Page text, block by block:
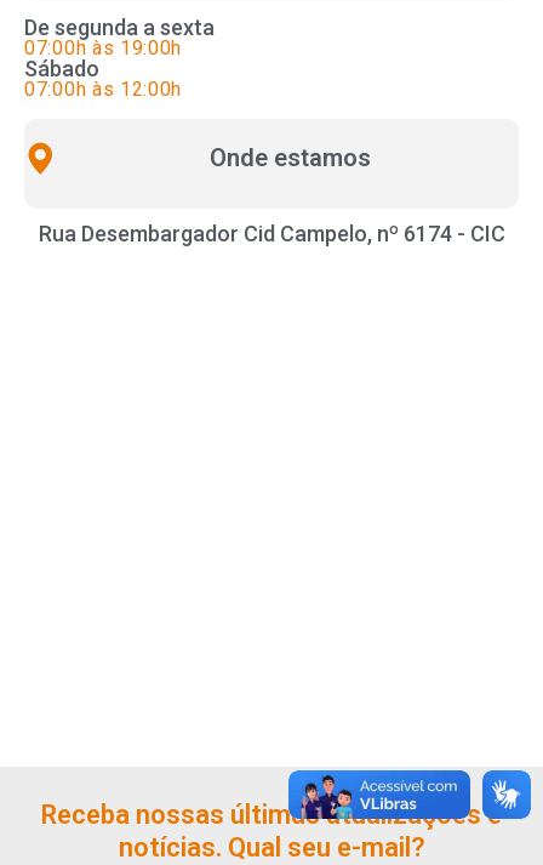
De segunda a sexta
07:00h às 19:00h
Sábado
07:00h às 12:00h
Onde estamos
Rua Desembargador Cid Campelo, nº 6174 - CIC
Receba nossas últimas atualizações e
notícias. Qual seu e-mail?